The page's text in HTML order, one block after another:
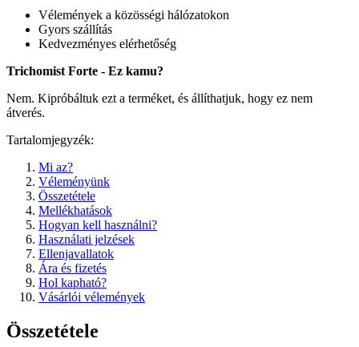
Vélemények a közösségi hálózatokon
Gyors szállítás
Kedvezményes elérhetőség
Trichomist Forte - Ez kamu?
Nem. Kipróbáltuk ezt a terméket, és állíthatjuk, hogy ez nem
átverés.
Tartalomjegyzék:
Mi az?
Véleményünk
Összetétele
Mellékhatások
Hogyan kell használni?
Használati jelzések
Ellenjavallatok
Ára és fizetés
Hol kapható?
Vásárlói vélemények
Összetétele